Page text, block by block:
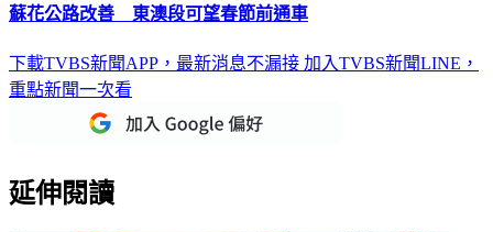
蘇花公路改善 東澳段可望春節前通車
下載TVBS新聞APP，最新消息不漏接 加入TVBS新聞LINE，
重點新聞一次看
延伸閱讀